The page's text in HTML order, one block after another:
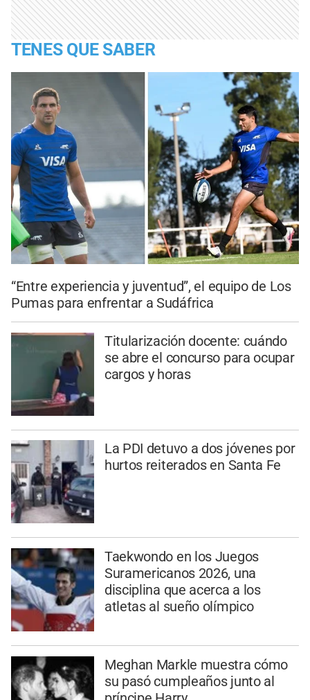
TENES QUE SABER
“Entre experiencia y juventud”, el equipo de Los
Pumas para enfrentar a Sudáfrica
Titularización docente: cuándo
se abre el concurso para ocupar
cargos y horas
La PDI detuvo a dos jóvenes por
hurtos reiterados en Santa Fe
Taekwondo en los Juegos
Suramericanos 2026, una
disciplina que acerca a los
atletas al sueño olímpico
Meghan Markle muestra cómo
su pasó cumpleaños junto al